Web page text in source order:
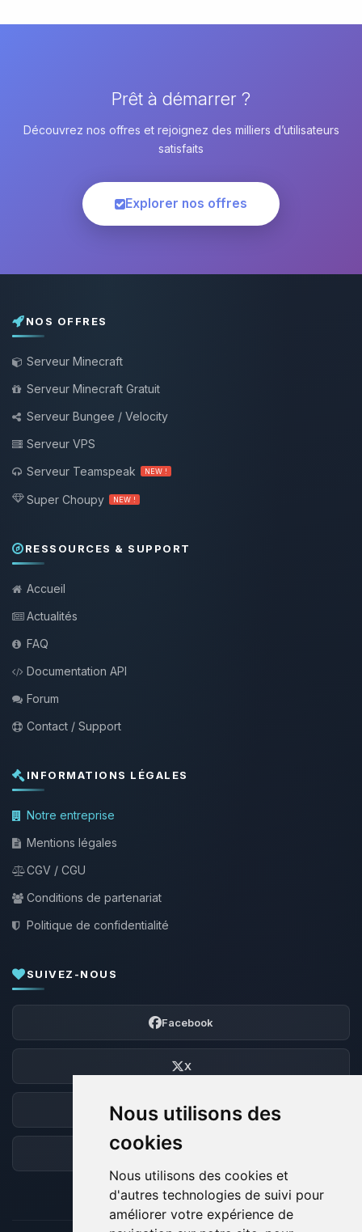
Nous utilisons des
cookies
Nous utilisons des cookies et
d'autres technologies de suivi pour
améliorer votre expérience de
Prêt à démarrer ?
Découvrez nos offres et rejoignez des milliers d’utilisateurs
satisfaits
Explorer nos offres
NOS OFFRES
Serveur Minecraft
Serveur Minecraft Gratuit
Serveur Bungee / Velocity
Serveur VPS
Serveur Teamspeak
NEW !
Super Choupy NEW !
RESSOURCES & SUPPORT
Accueil
Actualités
FAQ
Documentation API
Forum
Contact / Support
INFORMATIONS LÉGALES
Notre entreprise
Mentions légales
CGV / CGU
Conditions de partenariat
Politique de confidentialité
SUIVEZ-NOUS
Facebook
X
Discord
Forum